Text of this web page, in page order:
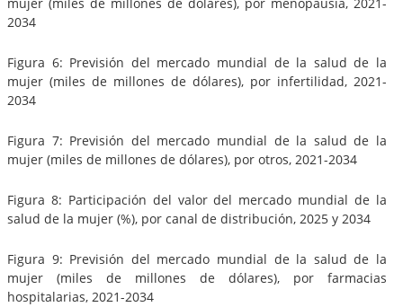
2034
Figura 6: Previsión del mercado mundial de la salud de la
mujer (miles de millones de dólares), por infertilidad, 2021-
2034
Figura 7: Previsión del mercado mundial de la salud de la
mujer (miles de millones de dólares), por otros, 2021-2034
Figura 8: Participación del valor del mercado mundial de la
salud de la mujer (%), por canal de distribución, 2025 y 2034
Figura 9: Previsión del mercado mundial de la salud de la
mujer (miles de millones de dólares), por farmacias
hospitalarias, 2021-2034